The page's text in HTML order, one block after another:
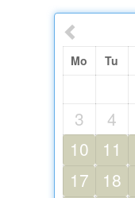
Mo
Tu
3
4
10
11
17
18